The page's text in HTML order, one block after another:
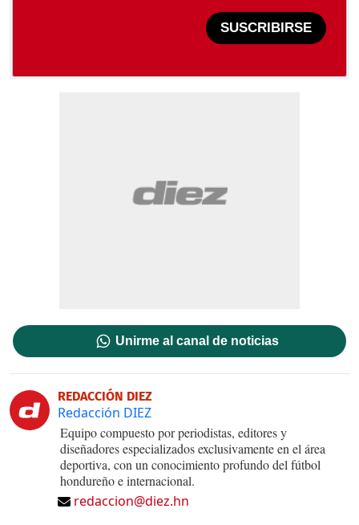
SUSCRIBIRSE
Unirme al canal de noticias
REDACCIÓN DIEZ
Redacción DIEZ
Equipo compuesto por periodistas, editores y
diseñadores especializados exclusivamente en el área
deportiva, con un conocimiento profundo del fútbol
hondureño e internacional.
redaccion@diez.hn